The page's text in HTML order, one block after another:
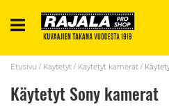
Etusivu Käytetyt Käytetyt kamerat
Käytetyt Sony kamerat